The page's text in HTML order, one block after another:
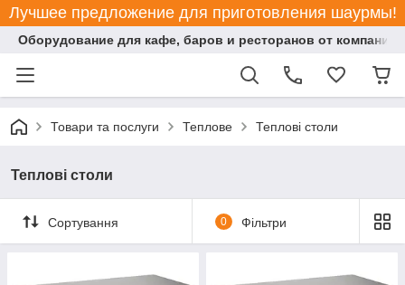
Лучшее предложение для приготовления шаурмы!
Оборудование для кафе, баров и ресторанов от компании
Товари та послуги Теплове Теплові столи
Теплові столи
Сортування 0 Фільтри